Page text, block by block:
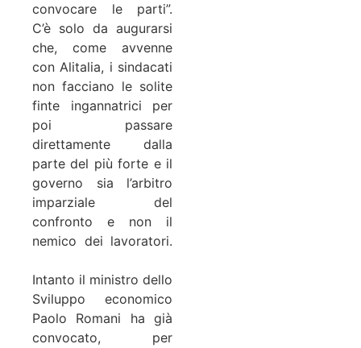
convocare le parti”.
C’è solo da augurarsi
che, come avvenne
con Alitalia, i sindacati
non facciano le solite
finte ingannatrici per
poi passare
direttamente dalla
parte del più forte e il
governo sia l’arbitro
imparziale del
confronto e non il
nemico dei lavoratori.
Intanto il ministro dello
Sviluppo economico
Paolo Romani ha già
convocato, per